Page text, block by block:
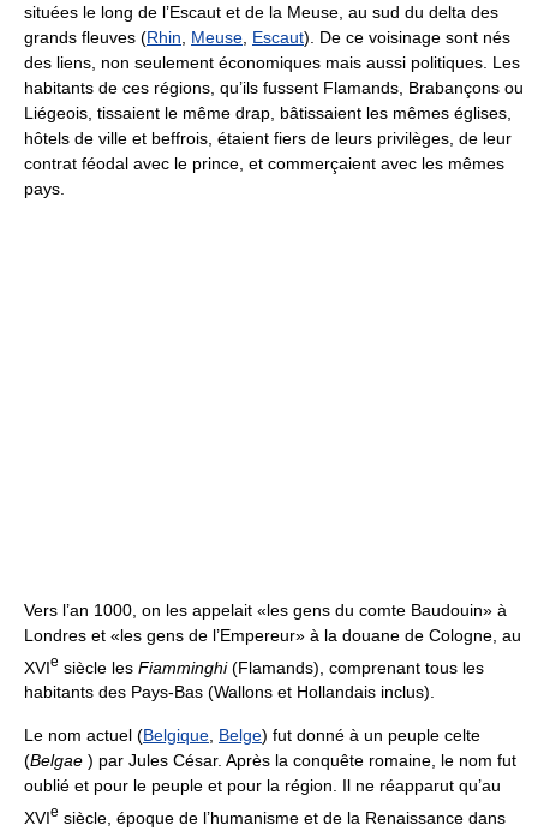
situées le long de l’Escaut et de la Meuse, au sud du delta des
grands fleuves (Rhin Meuse Escaut). De ce voisinage sont nés
des liens, non seulement économiques mais aussi politiques. Les
habitants de ces régions, qu’ils fussent Flamands, Brabançons ou
Liégeois, tissaient le même drap, bâtissaient les mêmes églises,
hôtels de ville et beffrois, étaient fiers de leurs privilèges, de leur
contrat féodal avec le prince, et commerçaient avec les mêmes
pays.
Vers l’an 1000, on les appelait «les gens du comte Baudouin» à
Londres et «les gens de l’Empereur» à la douane de Cologne, au
XVIe siècle les Fiamminghi(Flamands), comprenant tous les
habitants des Pays-Bas (Wallons et Hollandais inclus).
Le nom actuel (Belgique, Belge) fut donné à un peuple celte
(Belgae ) par Jules César. Après la conquête romaine, le nom fut
oublié et pour le peuple et pour la région. Il ne réapparut qu’au
XVIe siècle, époque de l’humanisme et de la Renaissance dans